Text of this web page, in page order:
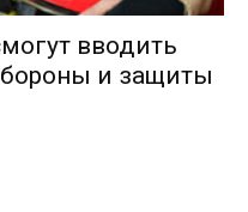
вводить
и защиты